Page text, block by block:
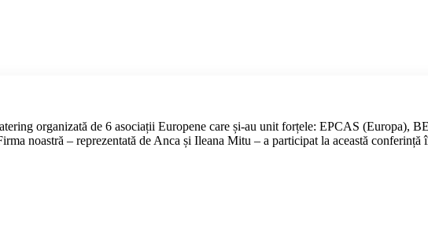
organizată de 6 asociații Europene care și-au unit forțele: EPCAS (Europa),
noastră – reprezentată de Anca și Ileana Mitu – a participat la această conferință